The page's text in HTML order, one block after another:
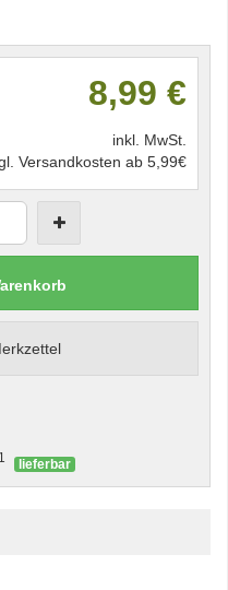
8,99 €
inkl. MwSt.
Versandkosten ab 5,99€
1 lieferbar